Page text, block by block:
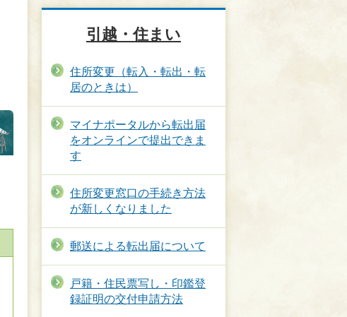
引越・住まい
住所変更（転入・転出・転
居のときは）
マイナポータルから転出届
をオンラインで提出できま
す
住所変更窓口の手続き方法
が新しくなりました
郵送による転出届について
戸籍・住民票写し・印鑑登
録証明の交付申請方法